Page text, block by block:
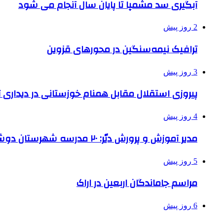
آبگیری سد مشمپا تا پایان سال آنجام می شود
2 روز پیش
ترافیک نیمه‌سنگین در محورهای قزوین
3 روز پیش
پیروزی استقلال مقابل همنام خوزستانی در دیداری
4 روز پیش
مدیر آموزش و پرورش دیّر: ۲۰ مدرسه شهرستان دوشیفته است
5 روز پیش
مراسم جاماندگان اربعین در اراک
6 روز پیش